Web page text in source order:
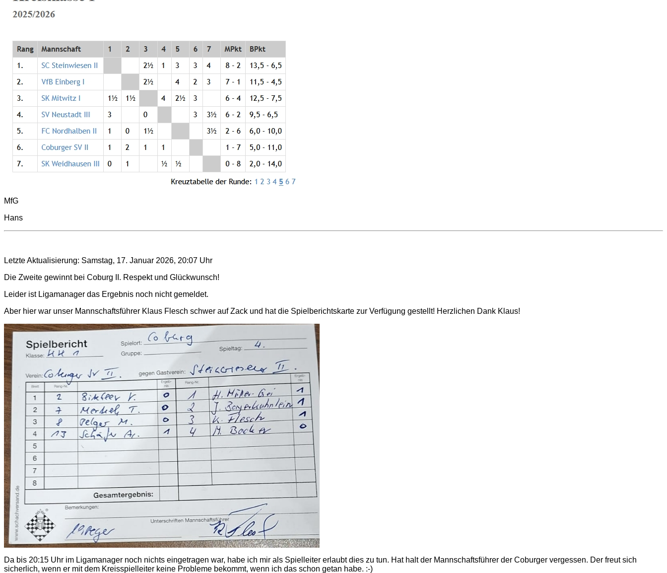
MfG
Hans
Letzte Aktualisierung: Samstag, 17. Januar 2026, 20:07 Uhr
Die Zweite gewinnt bei Coburg II. Respekt und Glückwunsch!
Leider ist Ligamanager das Ergebnis noch nicht gemeldet.
Aber hier war unser Mannschaftsführer Klaus Flesch schwer auf Zack und hat die Spielberichtskarte zur Verfügung gestellt! Herzlichen Dank Klaus!
Da bis 20:15 Uhr im Ligamanager noch nichts eingetragen war, habe ich mir als Spielleiter erlaubt dies zu tun. Hat halt der Mannschaftsführer der Coburger vergessen. Der freut sich
sicherlich, wenn er mit dem Kreisspielleiter keine Probleme bekommt, wenn ich das schon getan habe. :-)